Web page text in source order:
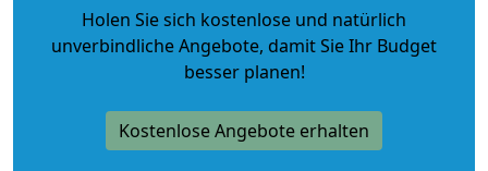
Holen Sie sich kostenlose und natürlich
unverbindliche Angebote, damit Sie Ihr Budget
besser planen!
Kostenlose Angebote erhalten